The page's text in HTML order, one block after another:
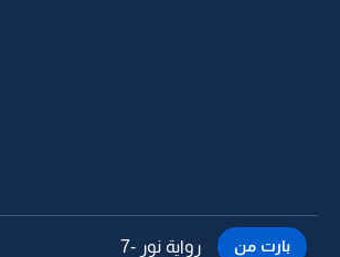
بارت من رواية نور -7